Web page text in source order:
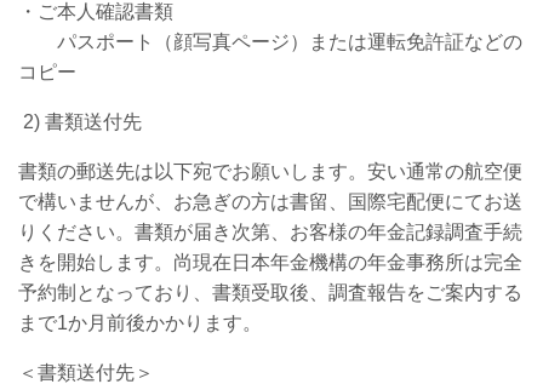
・ご本人確認書類
パスポート（顔写真ページ）または運転免許証などの
コピー
2) 書類送付先
書類の郵送先は以下宛でお願いします。安い通常の航空便
で構いませんが、お急ぎの方は書留、国際宅配便にてお送
りください。書類が届き次第、お客様の年金記録調査手続
きを開始します。尚現在日本年金機構の年金事務所は完全
予約制となっており、書類受取後、調査報告をご案内する
まで1か月前後かかります。
＜書類送付先＞